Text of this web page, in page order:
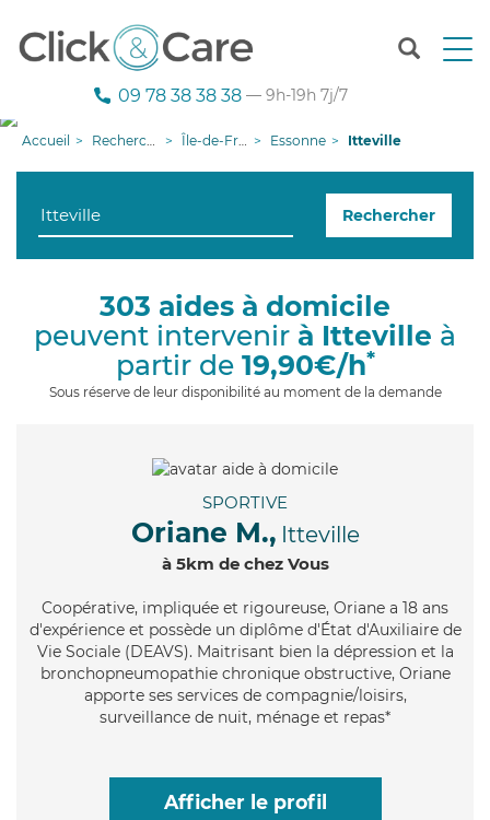
T
n
g
09 78 38 38 38 — 9h-19h 7j/7
Accueil Recherche aide à domicile Île-de-France Essonne Itteville
Rechercher
303 aides à domicile
peuvent intervenir à Itteville à
partir de 19,90€/h*
Sous réserve de leur disponibilité au moment de la demande
SPORTIVE
Oriane M., Itteville
à 5km de chez Vous
Coopérative, impliquée et rigoureuse, Oriane a 18 ans
d'expérience et possède un diplôme d'État d'Auxiliaire de
Vie Sociale (DEAVS). Maitrisant bien la dépression et la
bronchopneumopathie chronique obstructive, Oriane
apporte ses services de compagnie/loisirs,
surveillance de nuit, ménage et repas*
Afficher le profil